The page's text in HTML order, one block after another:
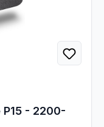
- 2200-